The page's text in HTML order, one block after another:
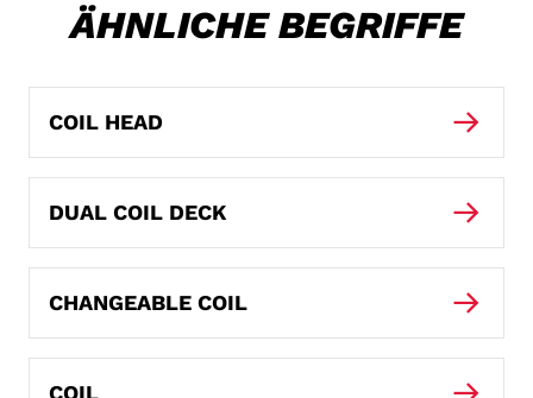
ÄHNLICHE BEGRIFFE
COIL HEAD
DUAL COIL DECK
CHANGEABLE COIL
COIL